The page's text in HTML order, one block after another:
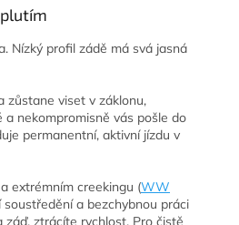
Nízký profil zádě má svá jasná
zůstane viset v záklonu,
nekompromisně vás pošle do
permanentní, aktivní jízdu v
extrémním creekingu (WW
a bezchybnou práci
záď, ztrácíte rychlost. Pro čistě